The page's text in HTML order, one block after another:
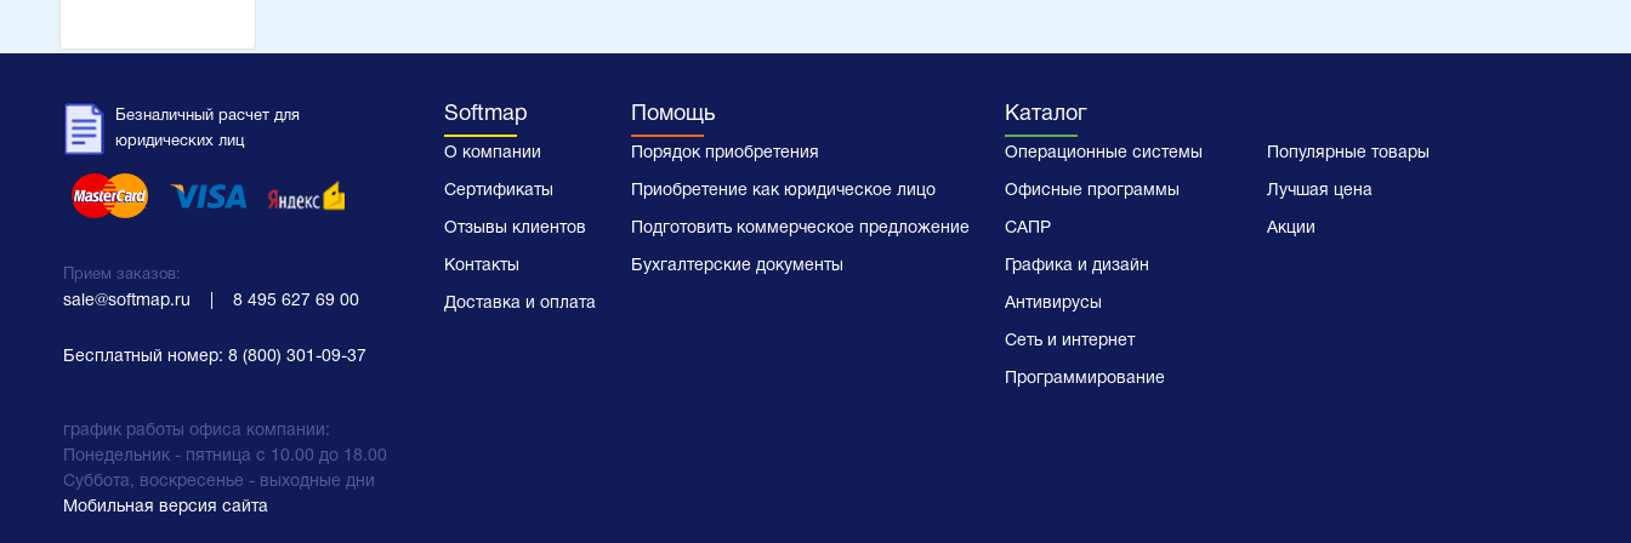
Безналичный расчет для
юридических лиц
Прием заказов:
sale@softmap.ru 8 495 627 69 00
Бесплатный номер: 8 (800) 301-09-37
график работы офиса компании:
Понедельник - пятница с 10.00 до 18.00
Суббота, воскресенье - выходные дни
Softmap
О компании
Сертификаты
Отзывы клиентов
Контакты
Доставка и оплата
Помощь
Порядок приобретения
Приобретение как юридическое лицо
Подготовить коммерческое предложение
Бухгалтерские документы
Каталог
Операционные системы
Офисные программы
САПР
Графика и дизайн
Антивирусы
Сеть и интернет
Программирование
Популярные товары
Лучшая цена
Акции
Мобильная версия сайта